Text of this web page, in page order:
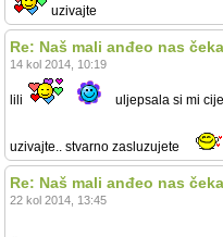
uzivajte
Re: Naš mali anđeo nas čeka
14 kol 2014, 10:19
lili uljepsala si mi
uzivajte.. stvarno zasluzujete
Re: Naš mali anđeo nas čeka
22 kol 2014, 13:45